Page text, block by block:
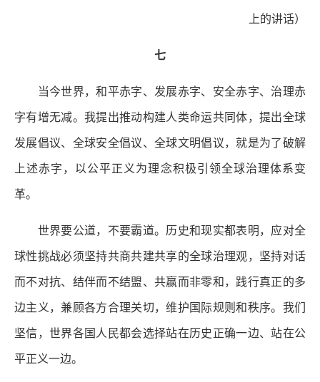
上的讲话）
七
当今世界，和平赤字、发展赤字、安全赤字、治理赤
字有增无减。我提出推动构建人类命运共同体，提出全球
发展倡议、全球安全倡议、全球文明倡议，就是为了破解
上述赤字，以公平正义为理念积极引领全球治理体系变
革。
世界要公道，不要霸道。历史和现实都表明，应对全
球性挑战必须坚持共商共建共享的全球治理观，坚持对话
而不对抗、结伴而不结盟、共赢而非零和，践行真正的多
边主义，兼顾各方合理关切，维护国际规则和秩序。我们
坚信，世界各国人民都会选择站在历史正确一边、站在公
平正义一边。